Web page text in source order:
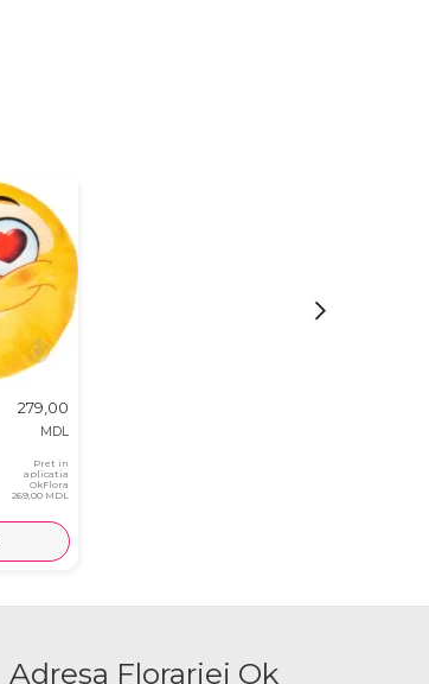
279,00
MDL
Pret in
aplicatia
OkFlora
269,00 MDL
Adresa Florariei Ok